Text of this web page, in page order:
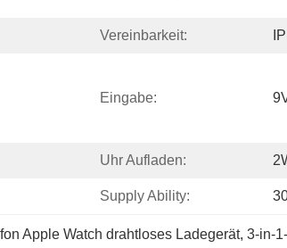
Vereinbarkeit:
Eingabe:
Uhr Aufladen:
Supply Ability:
Apple Watch drahtloses Ladegerät, 3-in-